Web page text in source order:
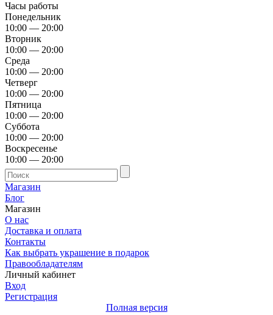
Часы работы
Понедельник
10:00 — 20:00
Вторник
10:00 — 20:00
Среда
10:00 — 20:00
Четверг
10:00 — 20:00
Пятница
10:00 — 20:00
Суббота
10:00 — 20:00
Воскресенье
10:00 — 20:00
Магазин
Блог
Магазин
О нас
Доставка и оплата
Контакты
Как выбрать украшение в подарок
Правообладателям
Личный кабинет
Вход
Регистрация
Полная версия